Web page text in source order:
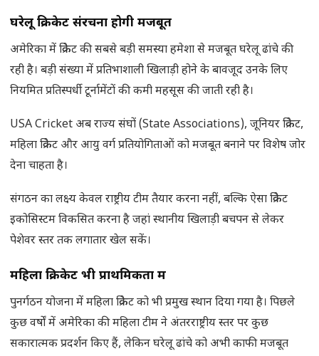
घरेलू क्रिकेट संरचना होगी मजबूत
अमेरिका में क्रिकेट की सबसे बड़ी समस्या हमेशा से मजबूत घरेलू ढांचे की
रही है। बड़ी संख्या में प्रतिभाशाली खिलाड़ी होने के बावजूद उनके लिए
नियमित प्रतिस्पर्धी टूर्नामेंटों की कमी महसूस की जाती रही है।
USA Cricket अब राज्य संघों (State Associations), जूनियर क्रिकेट,
महिला क्रिकेट और आयु वर्ग प्रतियोगिताओं को मजबूत बनाने पर विशेष जोर
देना चाहता है।
संगठन का लक्ष्य केवल राष्ट्रीय टीम तैयार करना नहीं, बल्कि ऐसा क्रिकेट
इकोसिस्टम विकसित करना है जहां स्थानीय खिलाड़ी बचपन से लेकर
पेशेवर स्तर तक लगातार खेल सकें।
महिला क्रिकेट भी प्राथमिकता में
पुनर्गठन योजना में महिला क्रिकेट को भी प्रमुख स्थान दिया गया है। पिछले
कुछ वर्षों में अमेरिका की महिला टीम ने अंतरराष्ट्रीय स्तर पर कुछ
सकारात्मक प्रदर्शन किए हैं, लेकिन घरेलू ढांचे को अभी काफी मजबूत